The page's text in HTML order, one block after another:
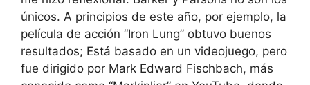
únicos. A principios de este año, por ejemplo, la
película de acción “Iron Lung” obtuvo buenos
resultados; Está basado en un videojuego, pero
fue dirigido por Mark Edward Fischbach, más